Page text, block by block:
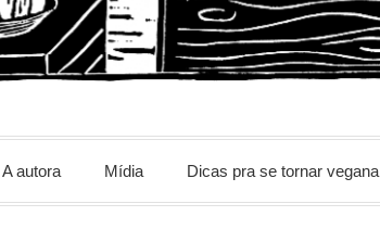
A autora Mídia Dicas pra se tornar vegana